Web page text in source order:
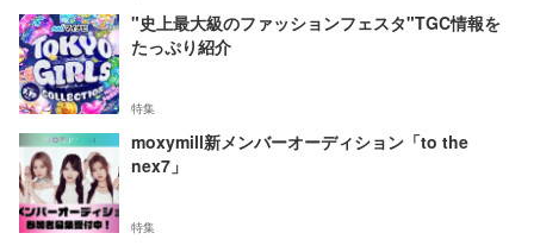
"史上最大級のファッションフェスタ"TGC情報を
たっぷり紹介
特集
moxymill新メンバーオーディション「to the
nex7」
特集